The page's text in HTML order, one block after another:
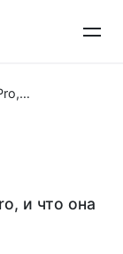
Что такое PSSR в PlayStation 5 Pro, и что она может?
и что она